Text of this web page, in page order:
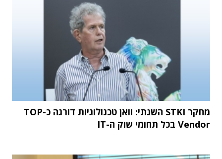
מחקר STKI השנתי: וואן טכנולוגיות דורגה כ-TOP
Vendor בכל תחומי שוק ה-IT